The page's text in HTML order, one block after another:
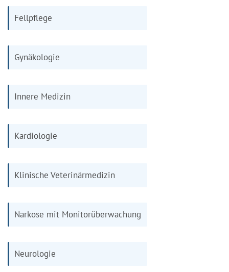
Fellpflege
Gynäkologie
Innere Medizin
Kardiologie
Klinische Veterinärmedizin
Narkose mit Monitorüberwachung
Neurologie